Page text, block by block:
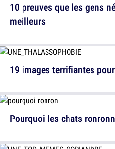
10 preuves que les gens
meilleurs
Pourquoi les chats
19 images terrifiantes